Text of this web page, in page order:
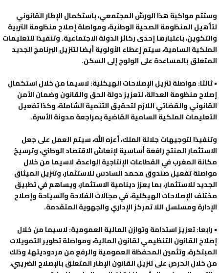
وستتم مواكبة هذا الورش المجتمعي، باستكمال الإطار القانوني
لتأهيل المنظومة الصحية الوطنية، ومواصلة إصلاح منظومة التربية
والتكوين، باعتبارها إحدى ركائز الدولة الاجتماعية. وتنفيذا للتعليمات
الملكية السامية، سيتم إعطاء الأولوية أيضا لتنزيل البرنامج الجديد
المتعلق بالمساعدة على الولوج إلى السكن.
• ثالثا: مواصلة تنزيل الإصلاحات الهيكلية: لاسيما من خلال استكمال
إصلاح منظومة العدالة، لتعزيز دولة الحق والقانون وضمان الأمن
القانوني والقضائي اللازم لتحقيق التنمية الشاملة، وكذا تفعيل
التعليمات الملكية السامية القاضية بمراجعة مدونة الأسرة.
وتنفيذا لتوجيهات جلالة الملك، أعزه الله، سيتم العمل على جعل
الاستثمار المنتج رافعة أساسية لإنعاش الاقتصاد الوطني، وترسيخ
مكانة المغرب في القطاعات الإنتاجية الواعدة، لاسيما من خلال
مواصلة تفعيل صندوق محمد السادس للاستثمار، وتنزيل الميثاق
الجديد للاستثمار، بما يعزز دينامية الاستثمار، ويساهم في تطبيق
مختلف الإصلاحات الهيكلية، في مجالات الفلاحة والسياحة وإصلاح
الإدارة ومسلسل اللا تمركز الإداري والجهوية المتقدمة.
• رابعا: تعزيز استدامة وتوازن المالية العمومية: لاسيما من خلال
إصلاح القانون التنظيمي لقانون المالية، ومواصلة تطوير التمويلات
المبتكرة، وتثمين المحفظة العمومية والرفع من مردوديتها، وذلك
من خلال الحرص على تنزيل القانون الإطار المتعلق بالإصلاح الضريبي،